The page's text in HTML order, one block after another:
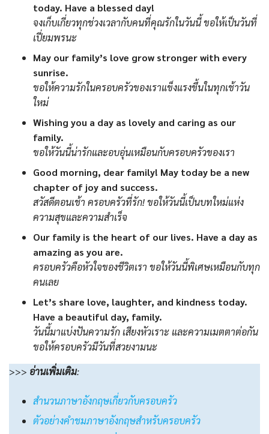
today. Have a blessed day!
จงเก็บเกี่ยวทุกช่วงเวลากับคนที่คุณรักในวันนี้ ขอให้เป็นวันที่
เปี่ยมพรนะ
May our family’s love grow stronger with every
sunrise.
ขอให้ความรักในครอบครัวของเราแข็งแรงขึ้นในทุกเช้าวัน
ใหม่
Wishing you a day as lovely and caring as our
family.
ขอให้วันนี้น่ารักและอบอุ่นเหมือนกับครอบครัวของเรา
Good morning, dear family! May today be a new
chapter of joy and success.
สวัสดีตอนเช้า ครอบครัวที่รัก! ขอให้วันนี้เป็นบทใหม่แห่ง
ความสุขและความสำเร็จ
Our family is the heart of our lives. Have a day as
amazing as you are.
ครอบครัวคือหัวใจของชีวิตเรา ขอให้วันนี้พิเศษเหมือนกับทุก
คนเลย
Let’s share love, laughter, and kindness today.
Have a beautiful day, family.
วันนี้มาแบ่งปันความรัก เสียงหัวเราะ และความเมตตาต่อกัน
ขอให้ครอบครัวมีวันที่สวยงามนะ
>>> อ่านเพิ่มเติม:
สำนวนภาษาอังกฤษเกี่ยวกับครอบครัว
ตัวอย่างคำชมภาษาอังกฤษสำหรับครอบครัว